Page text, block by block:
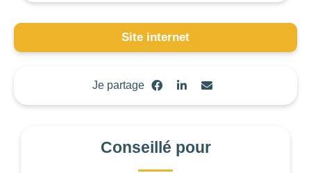
Site internet
Je partage
Conseillé pour
BUDGET DE LA PRESTATION
CONSEILLÉ POUR